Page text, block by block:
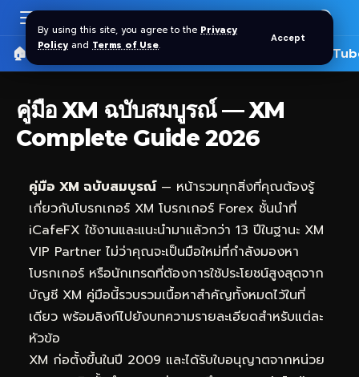
By using this site, you agree to the Privacy
Policy and Terms of Use.
Accept
🏠 หน้าแรก ราคาทอง SPDR 🎬
คู่มือ XM ฉบับสมบูรณ์ — XM
Complete Guide 2026
คู่มือ XM ฉบับสมบูรณ์— หน้ารวมทุกสิ่งที่คุณต้องรู้
เกี่ยวกับโบรกเกอร์ XM โบรกเกอร์ Forex ชั้นนำที่
iCafeFX ใช้งานและแนะนำมาแล้วกว่า 13 ปีในฐานะ XM
VIP Partner ไม่ว่าคุณจะเป็นมือใหม่ที่กำลังมองหา
โบรกเกอร์ หรือนักเทรดที่ต้องการใช้ประโยชน์สูงสุดจาก
บัญชี XM คู่มือนี้รวบรวมเนื้อหาสำคัญทั้งหมดไว้ในที่
เดียว พร้อมลิงก์ไปยังบทความรายละเอียดสำหรับแต่ละ
หัวข้อ
XM ก่อตั้งขึ้นในปี 2009 และได้รับใบอนุญาตจากหน่วย